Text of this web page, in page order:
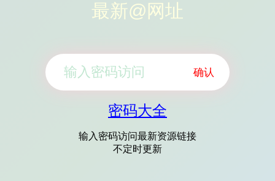
最新@网址
确认
密码大全
输入密码访问最新资源链接
不定时更新